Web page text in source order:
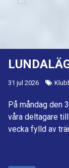
31 jul 2026
På måndag den
våra deltagare
vecka fylld av